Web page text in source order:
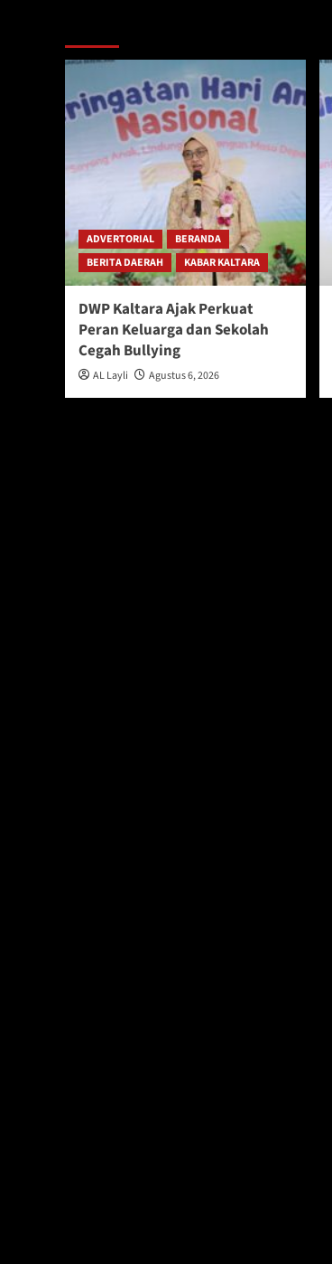
ADVERTORIAL
BERANDA
BERITA DAERAH
KABAR KALTARA
DWP Kaltara Ajak Perkuat
Peran Keluarga dan Sekolah
Cegah Bullying
AL Layli Agustus 6, 2026